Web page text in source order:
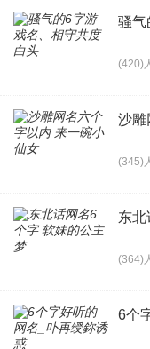
骚气
(420)
沙雕
(345)
东
(364)
6个